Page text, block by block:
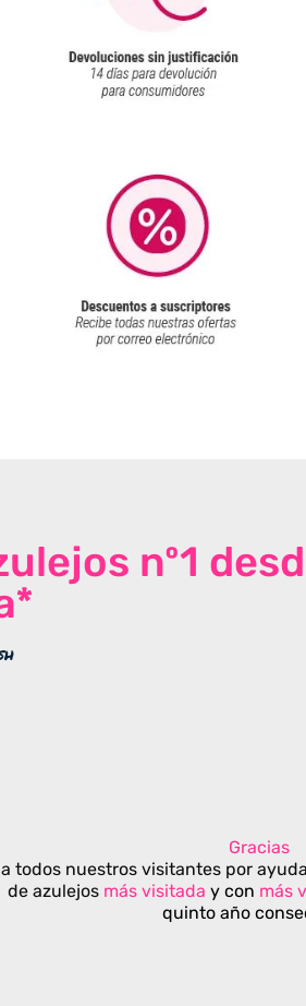
nº1
Gracias
a todos nuestros visitantes por
de azulejos más visitada y con más
quinto año